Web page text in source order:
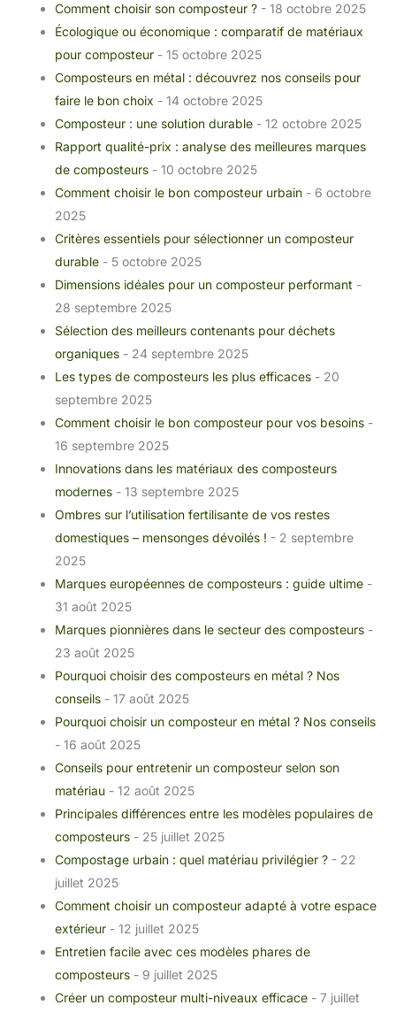
Comment choisir son composteur ? - 18 octobre 2025
Écologique ou économique : comparatif de matériaux
pour composteur - 15 octobre 2025
Composteurs en métal : découvrez nos conseils pour
faire le bon choix - 14 octobre 2025
Composteur : une solution durable - 12 octobre 2025
Rapport qualité-prix : analyse des meilleures marques
de composteurs - 10 octobre 2025
Comment choisir le bon composteur urbain - 6 octobre
2025
Critères essentiels pour sélectionner un composteur
durable - 5 octobre 2025
Dimensions idéales pour un composteur performant -
28 septembre 2025
Sélection des meilleurs contenants pour déchets
organiques - 24 septembre 2025
Les types de composteurs les plus efficaces - 20
septembre 2025
Comment choisir le bon composteur pour vos besoins -
16 septembre 2025
Innovations dans les matériaux des composteurs
modernes - 13 septembre 2025
Ombres sur l’utilisation fertilisante de vos restes
domestiques – mensonges dévoilés ! - 2 septembre
2025
Marques européennes de composteurs : guide ultime -
31 août 2025
Marques pionnières dans le secteur des composteurs -
23 août 2025
Pourquoi choisir des composteurs en métal ? Nos
conseils - 17 août 2025
Pourquoi choisir un composteur en métal ? Nos conseils
- 16 août 2025
Conseils pour entretenir un composteur selon son
matériau - 12 août 2025
Principales différences entre les modèles populaires de
composteurs - 25 juillet 2025
Compostage urbain : quel matériau privilégier ? - 22
juillet 2025
Comment choisir un composteur adapté à votre espace
extérieur - 12 juillet 2025
Entretien facile avec ces modèles phares de
composteurs - 9 juillet 2025
Créer un composteur multi-niveaux efficace - 7 juillet